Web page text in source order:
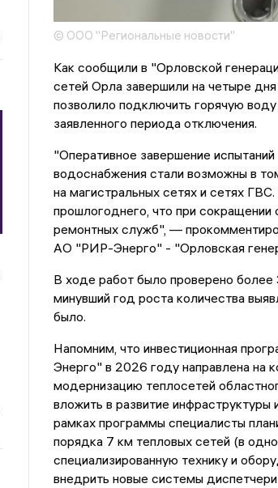
© ООО "Региональные новости"
Как сообщили в "Орловской
сетей Орла завершили на четыре
позволило подключить горячую
заявленного периода отключения.
"Оперативное завершение
водоснабжения стали возможны в
на магистральных сетях и сетях
прошлогоднего, что при
ремонтных служб", —
АО "РИР-Энерго" - "Орловская
В ходе работ было проверено
минувший год роста количества
было.
Напомним, что инвестиционная
Энерго" в 2026 году направлена на
модернизацию теплосетей
вложить в развитие
рамках программы специалисты
порядка 7 км тепловых сетей (в
специализированную технику и
внедрить новые системы